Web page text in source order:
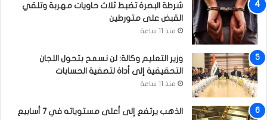
شرطة البصرة تضبط ثلاث حاويات مهربة وتلقي
القبض على متورطين
منذ 11 ساعة
وزير التعليم وكالة: لن نسمح بتحول اللجان
التحقيقية إلى أداة لتصفية الحسابات
منذ 11 ساعة
الذهب يرتفع إلى أعلى مستوياته في 7 أسابيع